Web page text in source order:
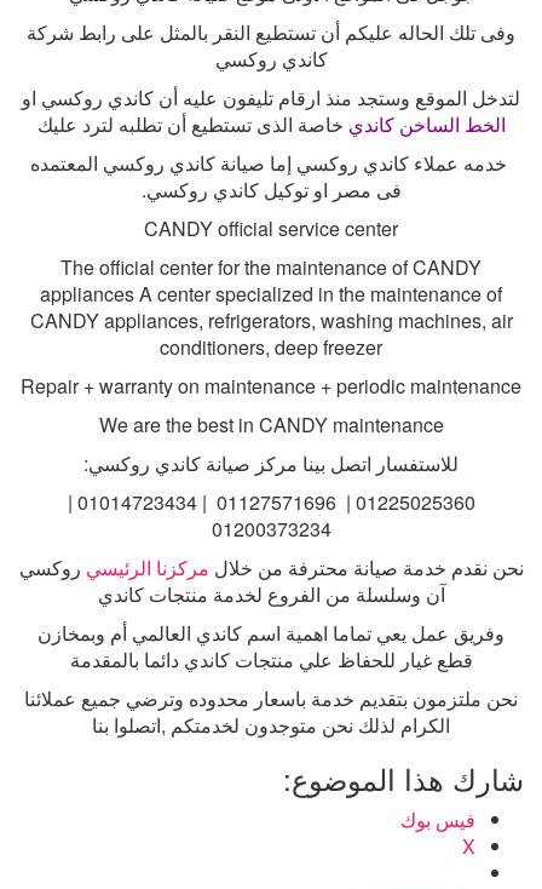
وفى تلك الحاله عليكم أن تستطيع النقر بالمثل على رابط شركة
كاندي روكسي
لتدخل الموقع وستجد منذ ارقام تليفون عليه أن كاندي روكسي او
الخط الساخن كاندي خاصة الذى تستطيع أن تطلبه لترد عليك
خدمه عملاء كاندي روكسي إما صيانة كاندي روكسي المعتمده
فى مصر او توكيل كاندي روكسي.
CANDY official service center
The official center for the maintenance of CANDY
appliances A center specialized in the maintenance of
CANDY appliances, refrigerators, washing machines, air
conditioners, deep freezer
Repair + warranty on maintenance + periodic maintenance
We are the best in CANDY maintenance
للاستفسار اتصل بينا مركز صيانة كاندي روكسي:
01225025360 | 01127571696 | 01014723434 |
01200373234
نحن نقدم خدمة صيانة محترفة من خلال مركزنا الرئيسي روكسي
آن وسلسلة من الفروع لخدمة منتجات كاندي
وفريق عمل يعي تماما اهمية اسم كاندي العالمي أم وبمخازن
قطع غيار للحفاظ علي منتجات كاندي دائما بالمقدمة
نحن ملتزمون بتقديم خدمة باسعار محدوده وترضي جميع عملائنا
الكرام لذلك نحن متوجدون لخدمتكم ,اتصلوا بنا
شارك هذا الموضوع:
فيس بوك
X